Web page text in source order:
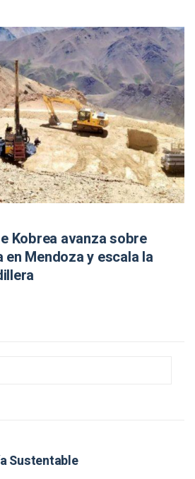
Kobrea avanza sobre
Mendoza y escala la
Sustentable